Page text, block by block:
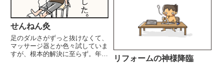
せんねん灸
足のダルさがずっと抜けなくて、
マッサージ器とか色々試していま
すが、根本的解決に至らず。年な
リフォームの神様降臨